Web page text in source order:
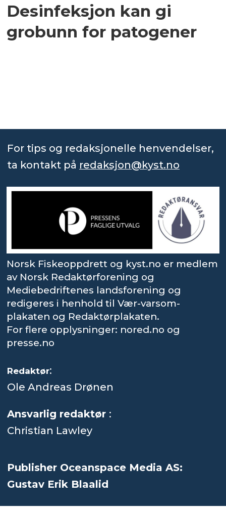
Desinfeksjon kan gi
grobunn for patogener
For tips og redaksjonelle henvendelser,
ta kontakt på redaksjon@kyst.no
Norsk Fiskeoppdrett og kyst.no er medlem
av Norsk Redaktørforening og
Mediebedriftenes landsforening og
redigeres i henhold til Vær-varsom-
plakaten og Redaktørplakaten.
For flere opplysninger: nored.no og
presse.no
Redaktør:
Ole Andreas Drønen
Ansvarlig redaktør :
Christian Lawley
Publisher Oceanspace Media AS:
Gustav Erik Blaalid